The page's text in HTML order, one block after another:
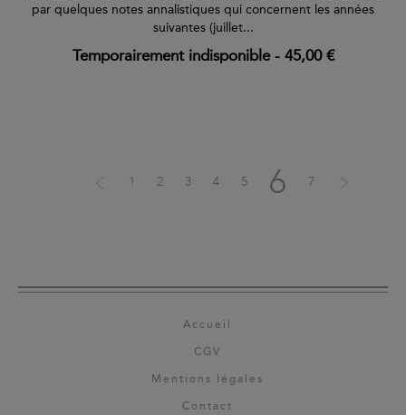
par quelques notes annalistiques qui concernent les années
suivantes (juillet...
Temporairement indisponible- 45,00 €
1 2 3 4 5 6 7
Accueil
CGV
Mentions légales
Contact